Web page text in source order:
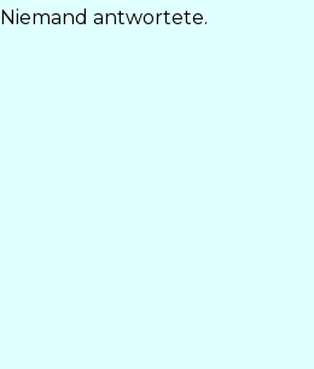
Niemand antwortete.